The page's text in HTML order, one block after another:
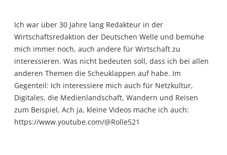
Ich war über 30 Jahre lang Redakteur in der
Wirtschaftsredaktion der Deutschen Welle und bemühe
mich immer noch, auch andere für Wirtschaft zu
interessieren. Was nicht bedeuten soll, dass ich bei allen
anderen Themen die Scheuklappen auf habe. Im
Gegenteil: Ich interessiere mich auch für Netzkultur,
Digitales, die Medienlandschaft, Wandern und Reisen
zum Beispiel, Ach ja, kleine Videos mache ich auch:
https://www.youtube.com/@Rolle521